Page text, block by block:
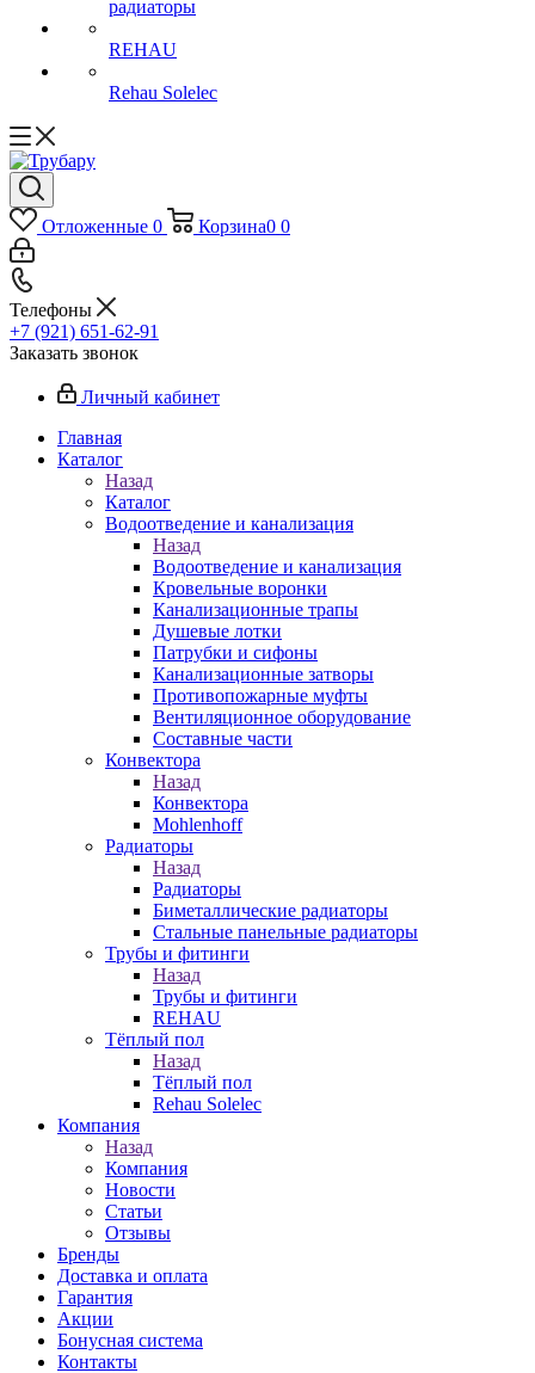
радиаторы
REHAU
Rehau Solelec
Отложенные 0 Корзина0 0
Телефоны
+7 (921) 651-62-91
Заказать звонок
Личный кабинет
Главная
Каталог
Назад
Каталог
Водоотведение и канализация
Назад
Водоотведение и канализация
Кровельные воронки
Канализационные трапы
Душевые лотки
Патрубки и сифоны
Канализационные затворы
Противопожарные муфты
Вентиляционное оборудование
Составные части
Конвектора
Назад
Конвектора
Mohlenhoff
Радиаторы
Назад
Радиаторы
Биметаллические радиаторы
Стальные панельные радиаторы
Трубы и фитинги
Назад
Трубы и фитинги
REHAU
Тёплый пол
Назад
Тёплый пол
Rehau Solelec
Компания
Назад
Компания
Новости
Статьи
Отзывы
Бренды
Доставка и оплата
Гарантия
Акции
Бонусная система
Контакты